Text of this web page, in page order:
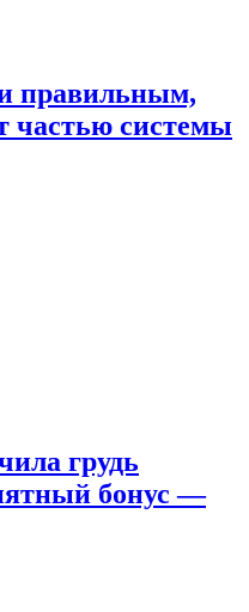
правильным,
частью системы
грудь
бонус —